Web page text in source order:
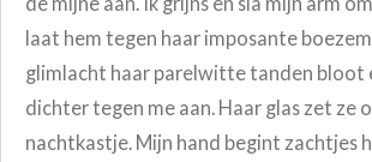
laat hem tegen haar imposante
glimlacht haar parelwitte tanden bloot
dichter tegen me aan. Haar glas zet ze
nachtkastje. Mijn hand begint zachtjes